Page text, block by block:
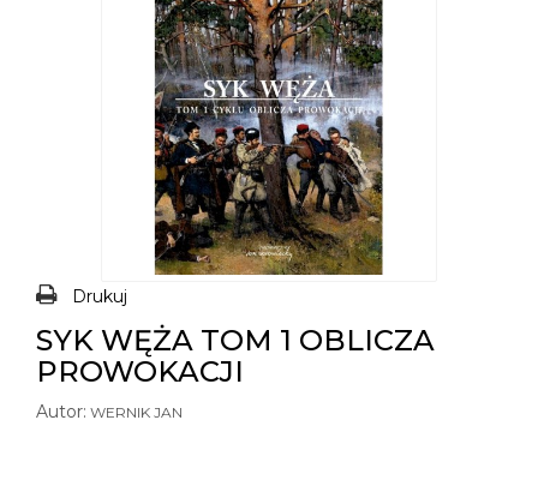
Drukuj
SYK WĘŻA TOM 1 OBLICZA
PROWOKACJI
Autor: WERNIK JAN